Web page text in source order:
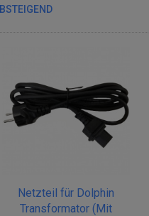
Netzteil für Dolphin
Transformator (Mit